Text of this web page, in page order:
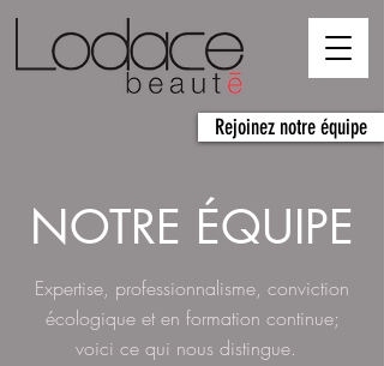
Rejoinez notre équipe
NOTRE ÉQUIPE
Expertise, professionnalisme, conviction
écologique et en formation continue;
voici ce qui nous distingue.